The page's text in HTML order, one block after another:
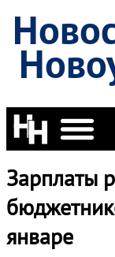
Зарплаты
январе